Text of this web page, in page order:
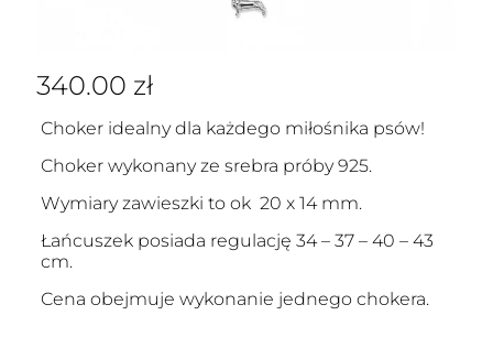
340.00 zł
Choker idealny dla każdego miłośnika psów!
Choker wykonany ze srebra próby 925.
Wymiary zawieszki to ok 20 x 14 mm.
Łańcuszek posiada regulację 34 – 37 – 40 – 43
cm.
Cena obejmuje wykonanie jednego chokera.